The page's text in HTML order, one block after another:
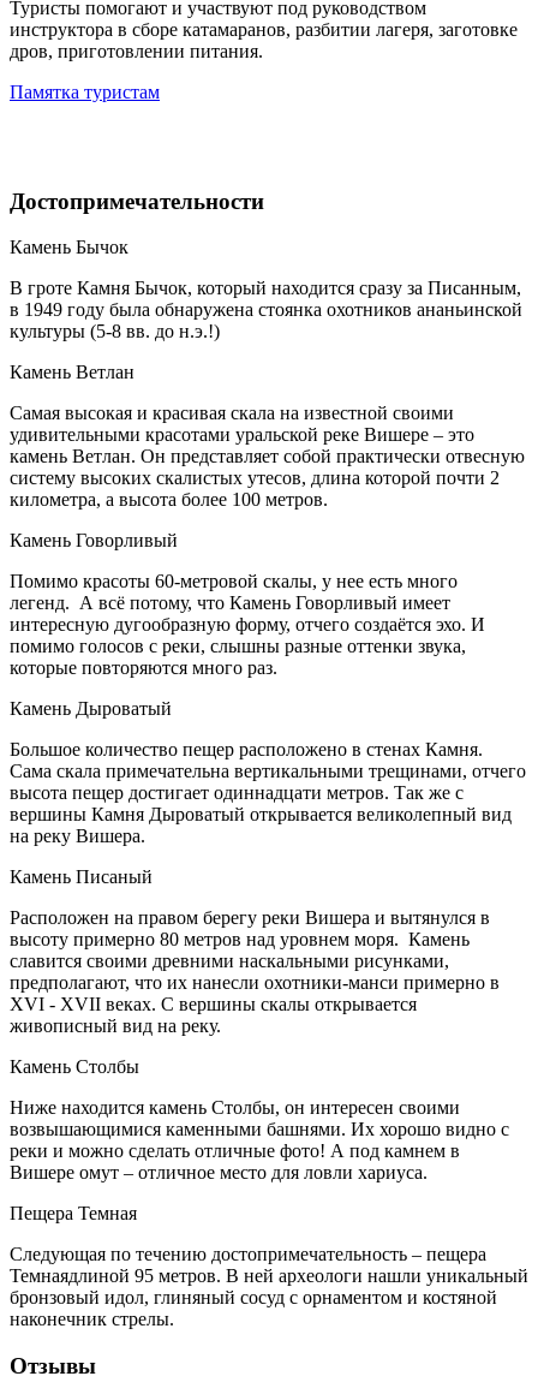
Туристы помогают и участвуют под руководством
инструктора в сборе катамаранов, разбитии лагеря, заготовке
дров, приготовлении питания.
Памятка туристам
Достопримечательности
Камень Бычок
В гроте Камня Бычок, который находится сразу за Писанным,
в 1949 году была обнаружена стоянка охотников ананьинской
культуры (5-8 вв. до н.э.!)
Камень Ветлан
Самая высокая и красивая скала на известной своими
удивительными красотами уральской реке Вишере – это
камень Ветлан. Он представляет собой практически отвесную
систему высоких скалистых утесов, длина которой почти 2
километра, а высота более 100 метров.
Камень Говорливый
Помимо красоты 60-метровой скалы, у нее есть много
легенд. А всё потому, что Камень Говорливый имеет
интересную дугообразную форму, отчего создаётся эхо. И
помимо голосов с реки, слышны разные оттенки звука,
которые повторяются много раз.
Камень Дыроватый
Большое количество пещер расположено в стенах Камня.
Сама скала примечательна вертикальными трещинами, отчего
высота пещер достигает одиннадцати метров. Так же с
вершины Камня Дыроватый открывается великолепный вид
на реку Вишера.
Камень Писаный
Расположен на правом берегу реки Вишера и вытянулся в
высоту примерно 80 метров над уровнем моря. Камень
славится своими древними наскальными рисунками,
предполагают, что их нанесли охотники-манси примерно в
XVI - XVII веках. С вершины скалы открывается
живописный вид на реку.
Камень Столбы
Ниже находится камень Столбы, он интересен своими
возвышающимися каменными башнями. Их хорошо видно с
реки и можно сделать отличные фото! А под камнем в
Вишере омут – отличное место для ловли хариуса.
Пещера Темная
Следующая по течению достопримечательность – пещера
Темнаядлиной 95 метров. В ней археологи нашли уникальный
бронзовый идол, глиняный сосуд с орнаментом и костяной
наконечник стрелы.
Отзывы